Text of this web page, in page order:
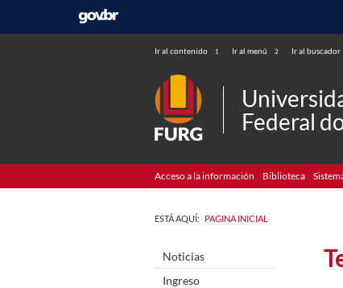
Ir al contenido 1 Ir al menú 2 Ir al buscador
Federal
Acceso a la información Biblioteca
ESTÁ AQUÍ: PAGINA INICIAL
Noticias
Ingreso